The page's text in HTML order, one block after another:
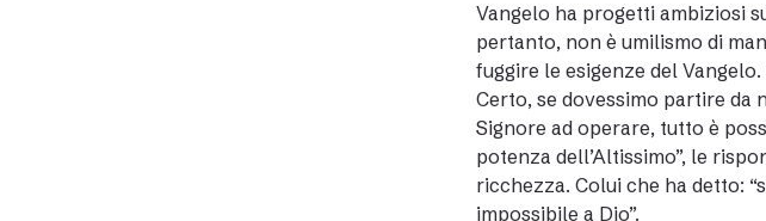
Vangelo ha progetti ambiziosi
pertanto, non è umilismo di
fuggire le esigenze del
Certo, se dovessimo partire da
Signore ad operare, tutto è
potenza dell’Altissimo”, le
ricchezza. Colui che ha detto:
impossibile a Dio”.